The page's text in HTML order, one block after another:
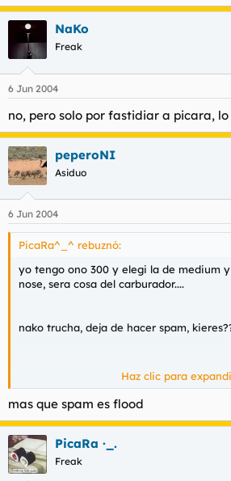
NaKo
Freak
6 Jun 2004
no, pero solo por fastidiar a picara, lo
peperoNI
Asiduo
6 Jun 2004
PicaRa^_^ rebuznó:
yo tengo ono 300 y elegi la de medium
nose, sera cosa del carburador....
nako trucha, deja de hacer spam,
(hihihihihhihi bicha verde es gey)
Haz clic para
mas que spam es flood
PicaRa ·_.
Freak